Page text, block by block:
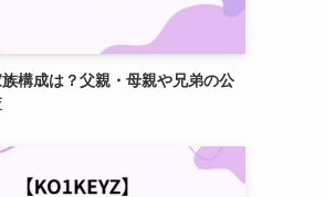
構成は？父親・母親や兄弟の公